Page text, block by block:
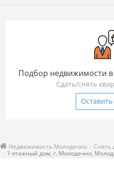
Подбор недвижимости
Сдать/снять
Оставить
Недвижимость Молодечно
Снять
1-этажный дом, г. Молодечно,